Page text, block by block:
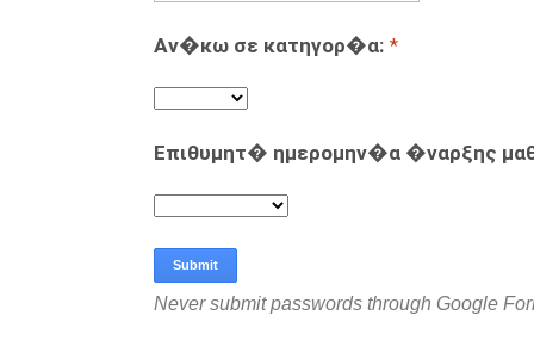
Αν�κω σε κατηγορ�α:*
Επιθυμητ� ημερομην�α �ναρξης
Never submit passwords through Google